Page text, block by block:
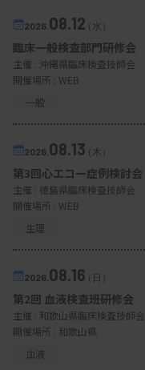
2026. 08.12（水）
臨床一般検査部門研修会
主催 : 沖縄県臨床検査技師会
開催場所 : WEB
一般
2026. 08.13（木）
第3回心エコー症例検討会
主催 : 徳島県臨床検査技師会
開催場所 : WEB
生理
2026. 08.16（日）
第2回 血液検査班研修会
主催 : 和歌山県臨床検査技師会
開催場所 : 和歌山県
血液